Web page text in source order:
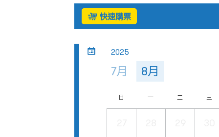
快速購票
2025
7月 8月
日 一 二 三